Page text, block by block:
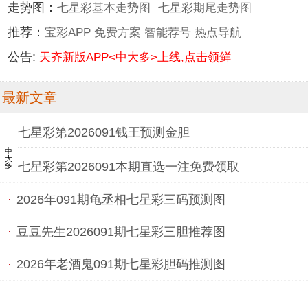
走势图： 七星彩基本走势图 七星彩期尾走势图
推荐： 宝彩APP 免费方案 智能荐号 热点导航
公告: 天齐新版APP<中大多>上线,点击领鲜
最新文章
中大多
七星彩第2026091钱王预测金胆
七星彩第2026091本期直选一注免费领取
2026年091期龟丞相七星彩三码预测图
豆豆先生2026091期七星彩三胆推荐图
2026年老酒鬼091期七星彩胆码推测图